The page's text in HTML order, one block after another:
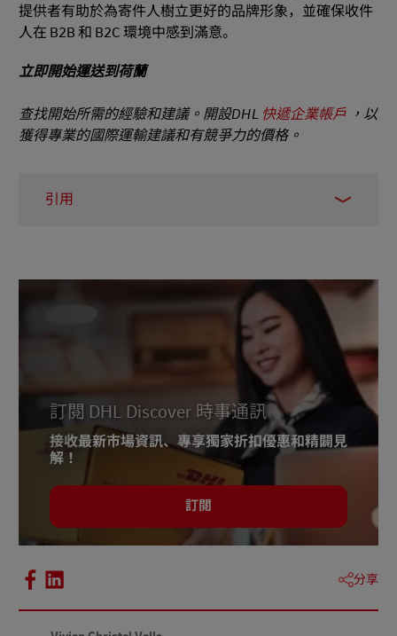
提供者有助於為寄件人樹立更好的品牌形象，並確保收件
人在 B2B 和 B2C 環境中感到滿意。
立即開始運送到荷蘭
查找開始所需的經驗和建議。開設DHL 快遞企業帳戶 ，以
獲得專業的國際運輸建議和有競爭力的價格。
引用
7. 斯塔蒂斯塔，2022 年 7 月
8.統計局，2021 年 10 月
統計局，2023 年 2 月
統計局，2022 年 3 月
統計局，2021 年 11 月
訂閱 DHL Discover 時事通訊
接收最新市場資訊、專享獨家折扣優惠和精闢見
解！
訂閱
分享